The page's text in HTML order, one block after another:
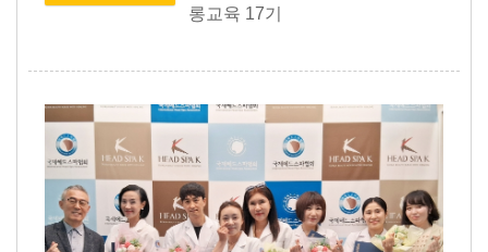
롱교육 17기